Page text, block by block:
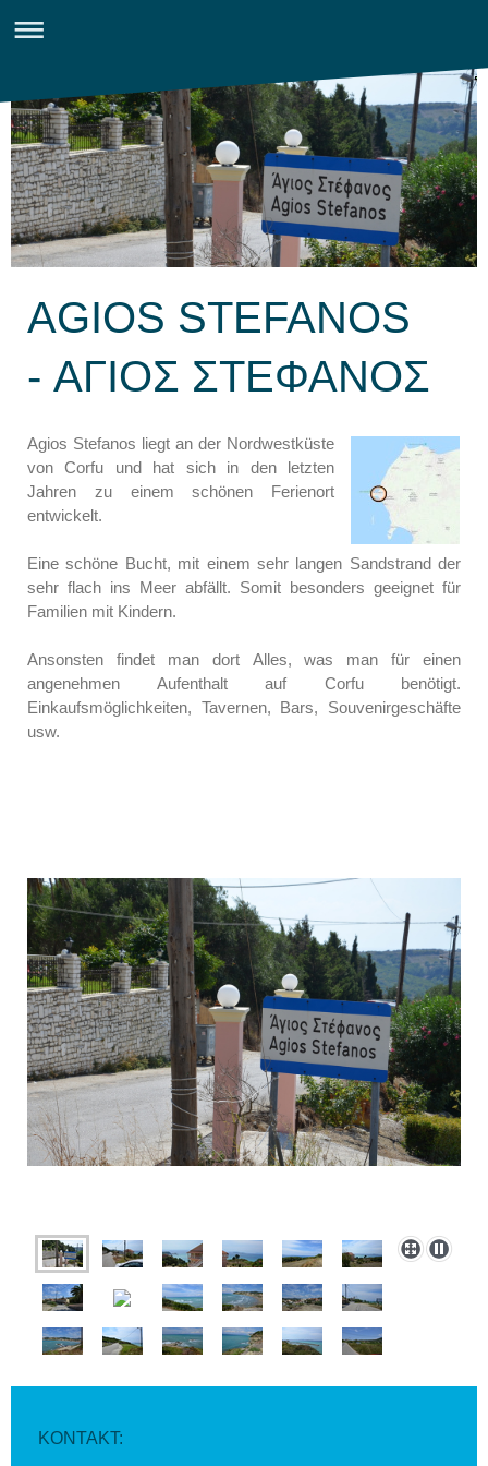
AGIOS STEFANOS
- ΑΓΙΟΣ ΣΤΕΦΑΝΟΣ
Agios Stefanos liegt an der Nordwestküste
von Corfu und hat sich in den letzten
Jahren zu einem schönen Ferienort
entwickelt.
Eine schöne Bucht, mit einem sehr langen Sandstrand der
sehr flach ins Meer abfällt. Somit besonders geeignet für
Familien mit Kindern.
Ansonsten findet man dort Alles, was man für einen
angenehmen Aufenthalt auf Corfu benötigt.
Einkaufsmöglichkeiten, Tavernen, Bars, Souvenirgeschäfte
usw.
KONTAKT: